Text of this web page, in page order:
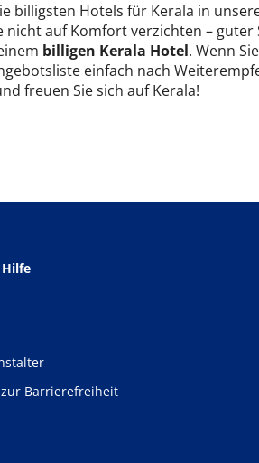
billigsten Hotels für Kerala in
nicht auf Komfort verzichten –
billigen Kerala Hotel. Wenn
einfach nach
freuen Sie sich auf Kerala!
Barrierefreiheit